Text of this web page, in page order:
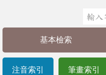
基本檢索
注音索引 筆畫索引